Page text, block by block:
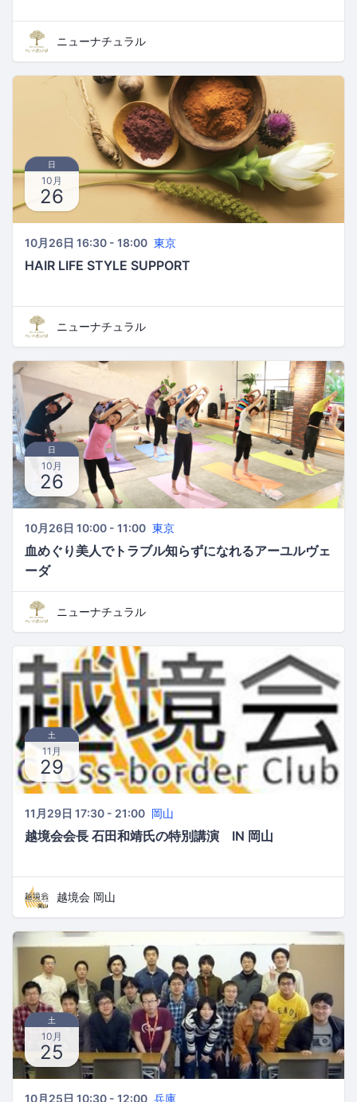
ニューナチュラル
日
10月
26
10月26日 16:30 - 18:00 東京
HAIR LIFE STYLE SUPPORT
ニューナチュラル
日
10月
26
10月26日 10:00 - 11:00 東京
血めぐり美人でトラブル知らずになれるアーユルヴェ
ーダ
ニューナチュラル
土
11月
29
11月29日 17:30 - 21:00 岡山
越境会会長 石田和靖氏の特別講演 IN 岡山
越境会 岡山
土
10月
25
10月25日 10:30 - 12:00 兵庫